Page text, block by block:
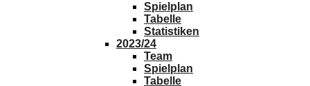
Spielplan
Tabelle
Statistiken
2023/24
Team
Spielplan
Tabelle